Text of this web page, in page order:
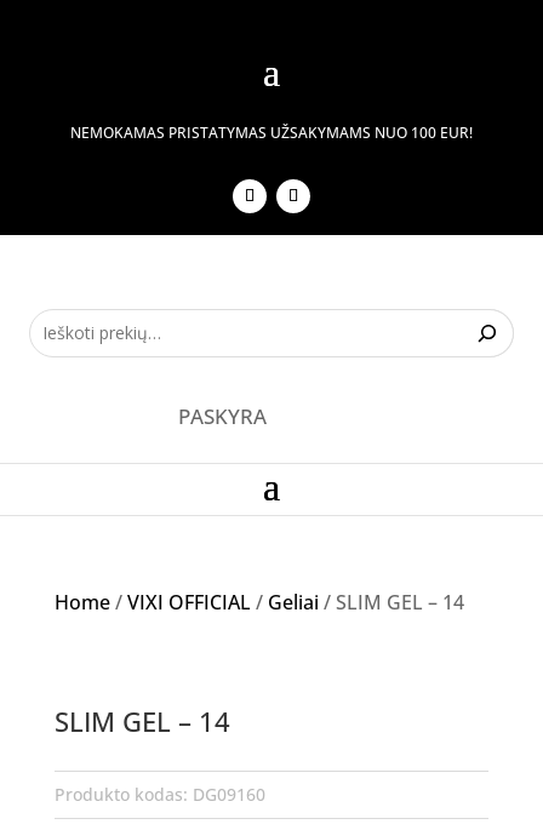
NEMOKAMAS PRISTATYMAS UŽSAKYMAMS NUO 100 EUR!
PASKYRA
Home/VIXI OFFICIAL/ Geliai / SLIM GEL – 14
SLIM GEL – 14
Produkto kodas: DG09160